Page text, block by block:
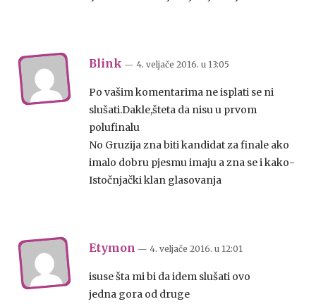
Blink — 4. veljače 2016. u 13:05
Po vašim komentarima ne isplati se ni
slušati.Dakle,šteta da nisu u prvom
polufinalu
No Gruzija zna biti kandidat za finale ako
imalo dobru pjesmu imaju a zna se i kako-
Istočnjački klan glasovanja
Etymon — 4. veljače 2016. u 12:01
isuse šta mi bi da idem slušati ovo
jedna gora od druge